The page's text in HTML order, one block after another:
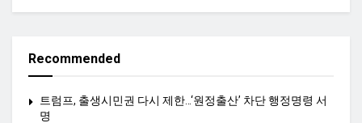
Recommended
트럼프, 출생시민권 다시 제한…‘원정출산’ 차단 행정명령 서
명